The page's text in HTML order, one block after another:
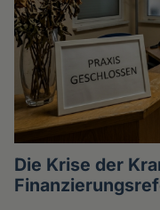
Die Krise der